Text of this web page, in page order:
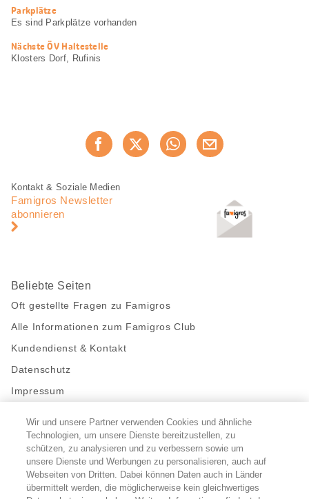
Parkplätze
Es sind Parkplätze vorhanden
Nächste ÖV Haltestelle
Klosters Dorf, Rufinis
Jetzt weiterempfehlen
Fusszeile
Fusszeile
Navigation
Kontakt & Soziale Medien
Famigros Newsletter
abonnieren
Beliebte Seiten
Oft gestellte Fragen zu Famigros
Alle Informationen zum Famigros Club
Kundendienst & Kontakt
Datenschutz
Impressum
Bleibe mit uns in Kontakt
Facebook
https://twitter.com/migros
https://www.youtube.com/user/
PinterestInstagram
Cookie-Einstellungen
Wir und unsere Partner verwenden Cookies und ähnliche
Technologien, um unsere Dienste bereitzustellen, zu
schützen, zu analysieren und zu verbessern sowie um
unsere Dienste und Werbungen zu personalisieren, auch auf
Webseiten von Dritten. Dabei können Daten auch in Länder
übermittelt werden, die möglicherweise kein gleichwertiges